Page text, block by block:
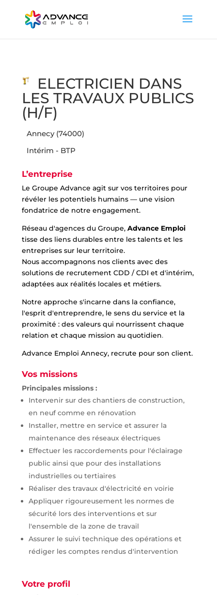
ELECTRICIEN DANS
LES TRAVAUX PUBLICS
(H/F)
Annecy (74000)
Intérim - BTP
L’entreprise
Le Groupe Advance agit sur vos territoires pour
révéler les potentiels humains — une vision
fondatrice de notre engagement.
Réseau d'agences du Groupe, Advance Emploi
tisse des liens durables entre les talents et les
entreprises sur leur territoire.
Nous accompagnons nos clients avec des
solutions de recrutement CDD / CDI et d'intérim,
adaptées aux réalités locales et métiers.
Notre approche s'incarne dans la confiance,
l'esprit d'entreprendre, le sens du service et la
proximité : des valeurs qui nourrissent chaque
relation et chaque mission au quotidien.
Advance Emploi Annecy, recrute pour son client.
Vos missions
Principales missions :
Intervenir sur des chantiers de construction,
en neuf comme en rénovation
Installer, mettre en service et assurer la
maintenance des réseaux électriques
Effectuer les raccordements pour l'éclairage
public ainsi que pour des installations
industrielles ou tertiaires
Réaliser des travaux d'électricité en voirie
Appliquer rigoureusement les normes de
sécurité lors des interventions et sur
l'ensemble de la zone de travail
Assurer le suivi technique des opérations et
rédiger les comptes rendus d'intervention
Votre profil